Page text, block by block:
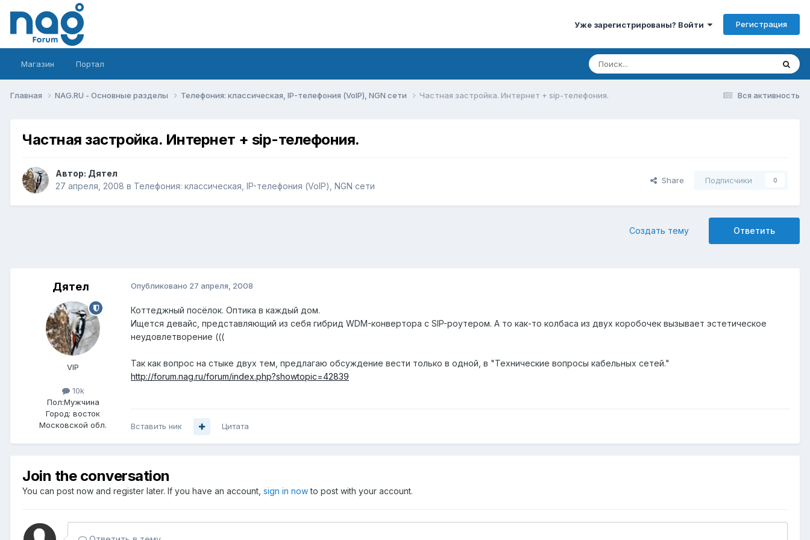
Уже зарегистрированы? Войти Регистрация
Магазин Портал
Вся активность
Главная NAG.RU - Основные разделы Телефония: классическая, IP-телефония (VoIP), NGN сети Частная застройка. Интернет + sip-телефония.
Частная застройка. Интернет + sip-телефония.
Автор: Дятел
27 апреля, 2008 в Телефония: классическая, IP-телефония (VoIP), NGN сети
Share Подписчики 0
Ответить
Создать тему
Дятел
VIP
10k
Пол:Мужчина
Город: восток
Московской обл.
Опубликовано 27 апреля, 2008
Коттеджный посёлок. Оптика в каждый дом.
Ищется девайс, представляющий из себя гибрид WDM-конвертора с SIP-роутером. А то как-то колбаса из двух коробочек вызывает эстетическое
неудовлетворение (((
Так как вопрос на стыке двух тем, предлагаю обсуждение вести только в одной, в "Технические вопросы кабельных сетей."
http://forum.nag.ru/forum/index.php?showtopic=42839
Вставить ник Цитата
Join the conversation
You can post now and register later. If you have an account, sign in nowto post with your account.